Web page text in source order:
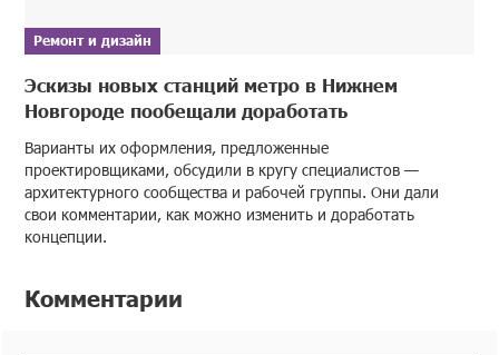
Ремонт и дизайн
Эскизы новых станций метро в Нижнем
Новгороде пообещали доработать
Варианты их оформления, предложенные
проектировщиками, обсудили в кругу специалистов —
архитектурного сообщества и рабочей группы. Они дали
свои комментарии, как можно изменить и доработать
концепции.
Комментарии